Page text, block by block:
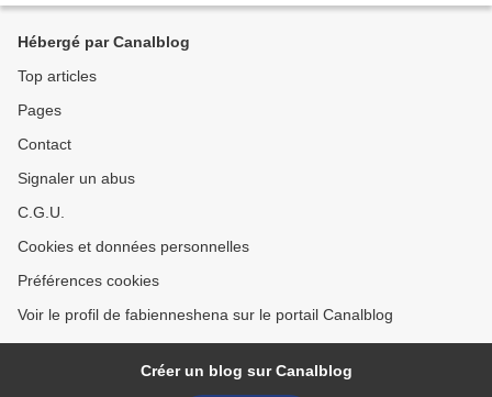
Hébergé par Canalblog
Top articles
Pages
Contact
Signaler un abus
C.G.U.
Cookies et données personnelles
Préférences cookies
Voir le profil de fabienneshena sur le portail Canalblog
Créer un blog sur Canalblog